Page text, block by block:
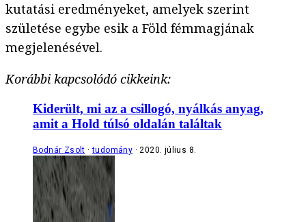
kutatási eredményeket, amelyek szerint
születése egybe esik a Föld fémmagjának
megjelenésével.
Korábbi kapcsolódó cikkeink:
Kiderült, mi az a csillogó, nyálkás anyag,
amit a Hold túlsó oldalán találtak
Bodnár Zsolt tudomány 2020. július 8.